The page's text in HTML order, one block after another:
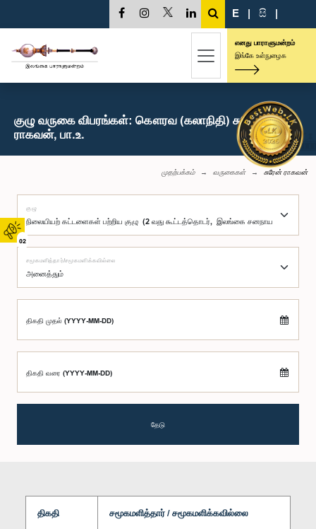
02
E | සි |
எனது பாராளுமன்றம்
இங்கே உள்நுழைக
குழு வருகை விபரங்கள்: கௌரவ (கலாநிதி) சுரேன்
ராகவன், பா.உ.
முதற்பக்கம் வருகைகள் சுரேன் ராகவன்
குழு
சமூகமளித்தார்/சமூகமளிக்கவில்லை
திகதி முதல் (YYYY-MM-DD)
திகதி வரை (YYYY-MM-DD)
தேடு
திகதி சமூகமளித்தார் / சமூகமளிக்கவில்லை